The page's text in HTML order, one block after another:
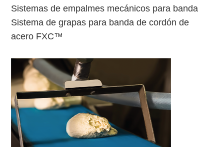
Sistemas de empalmes mecánicos para banda
Sistema de grapas para banda de cordón de
acero FXC™